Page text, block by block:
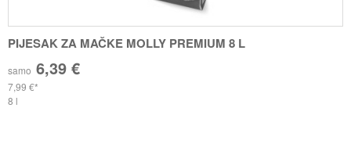
PIJESAK ZA MAČKE MOLLY PREMIUM 8 L
samo 6,39 €
7,99 €
8 l